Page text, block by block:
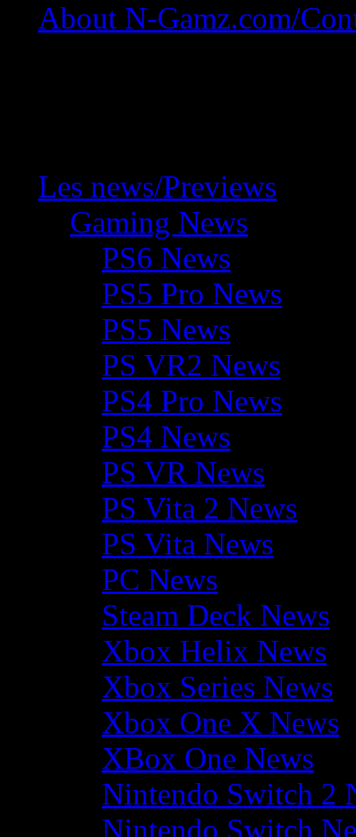
About N-Gamz.com/
Les news/Previews
Gaming News
PS6 News
PS5 Pro News
PS5 News
PS VR2 News
PS4 Pro News
PS4 News
PS VR News
PS Vita 2 News
PS Vita News
PC News
Steam Deck News
Xbox Helix News
Xbox Series News
Xbox One X News
XBox One News
Nintendo Switch 2
Nintendo Switch